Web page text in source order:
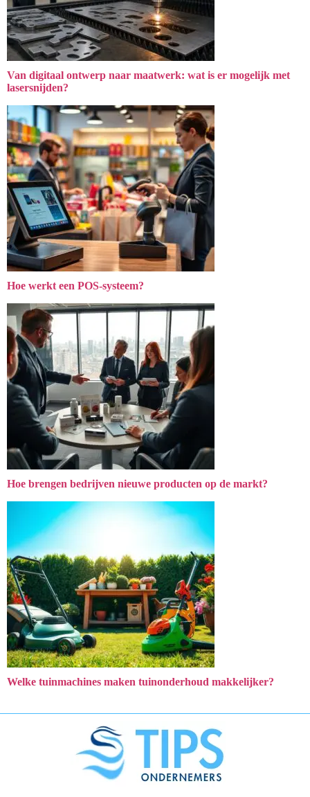
Van digitaal ontwerp naar maatwerk: wat is er mogelijk met
lasersnijden?
Hoe werkt een POS-systeem?
Hoe brengen bedrijven nieuwe producten op de markt?
Welke tuinmachines maken tuinonderhoud makkelijker?